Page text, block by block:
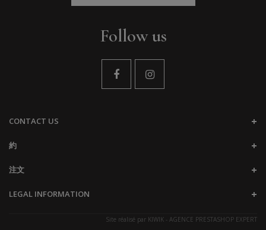
Follow us
CONTACT US
約
注文
LEGAL INFORMATION
Site réalisé par KIWIK - AGENCE PRESTASHOP EXPERT